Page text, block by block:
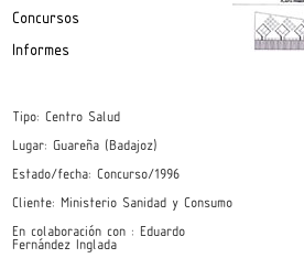
Concursos
Informes
Tipo: Centro Salud
Lugar: Guareña (Badajoz)
Estado/fecha: Concurso/1996
Cliente: Ministerio Sanidad y Consumo
En colaboración con : Eduardo
Fernández Inglada